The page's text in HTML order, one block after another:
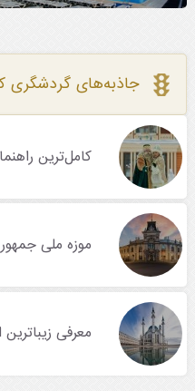
جاذبه‌های گردشگری
کامل‌ترین
موزه ملی
معرفی زیباترین